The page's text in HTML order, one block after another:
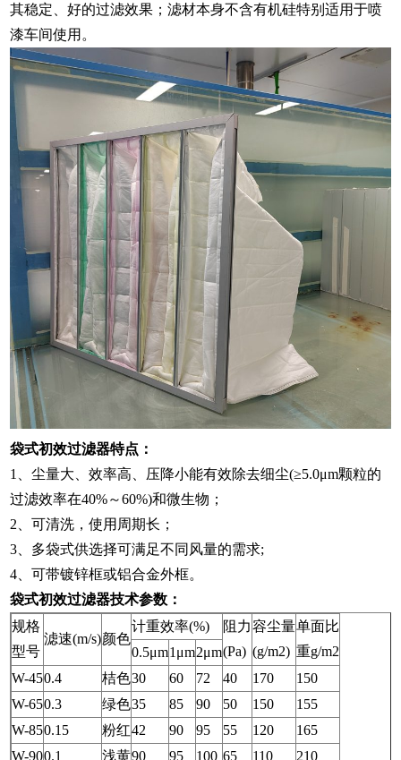
其稳定、好的过滤效果；滤材本身不含有机硅特别适用于喷
漆车间使用。
袋式初效过滤器特点：
1、尘量大、效率高、压降小能有效除去细尘(≥5.0μm颗粒的
过滤效率在40%～60%)和微生物；
2、可清洗，使用周期长；
3、多袋式供选择可满足不同风量的需求;
4、可带镀锌框或铝合金外框。
袋式初效过滤器技术参数：
规格
型号
滤速(m/s)颜色
计重效率(%)
阻力
(Pa)
容尘量
(g/m2)
单面比
重g/m2
0.5μm1μm2μm
W-450.4 桔色30 60 72 40 170
150
W-650.3 绿色35 85 90 50 150
155
W-850.15 粉红42 90 95 55 120
165
W-900.1 浅黄90 95 100 65 110
210